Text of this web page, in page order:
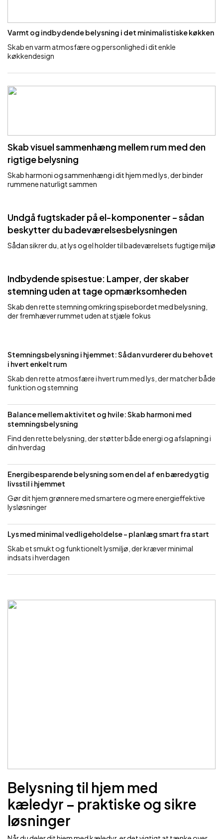
Varmt og indbydende belysning i det minimalistiske køkken
Skab en varm atmosfære og personlighed i dit enkle
køkkendesign
Skab visuel sammenhæng mellem rum med den
rigtige belysning
Skab harmoni og sammenhæng i dit hjem med lys, der binder
rummene naturligt sammen
Undgå fugtskader på el-komponenter – sådan
beskytter du badeværelsesbelysningen
Sådan sikrer du, at lys og el holder til badeværelsets fugtige miljø
Indbydende spisestue: Lamper, der skaber
stemning uden at tage opmærksomheden
Skab den rette stemning omkring spisebordet med belysning,
der fremhæver rummet uden at stjæle fokus
Stemningsbelysning i hjemmet: Sådan vurderer du behovet
i hvert enkelt rum
Skab den rette atmosfære i hvert rum med lys, der matcher både
funktion og stemning
Balance mellem aktivitet og hvile: Skab harmoni med
stemningsbelysning
Find den rette belysning, der støtter både energi og afslapning i
din hverdag
Energibesparende belysning som en del af en bæredygtig
livsstil i hjemmet
Gør dit hjem grønnere med smartere og mere energieffektive
lysløsninger
Lys med minimal vedligeholdelse – planlæg smart fra start
Skab et smukt og funktionelt lysmiljø, der kræver minimal
indsats i hverdagen
Belysning til hjem med
kæledyr – praktiske og sikre
løsninger